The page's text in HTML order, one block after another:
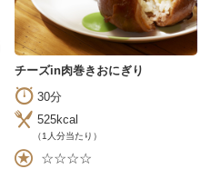
チーズin肉巻きおにぎり
30分
525kcal
（1人分当たり）
☆☆☆☆